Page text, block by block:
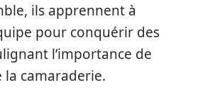
ils apprennent à
pour conquérir des
l’importance de
la camaraderie.